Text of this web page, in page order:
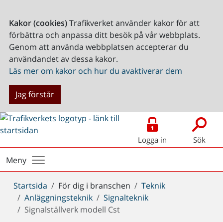
Kakor (cookies)Trafikverket använder kakor för att
förbättra och anpassa ditt besök på vår webbplats.
Genom att använda webbplatsen accepterar du
användandet av dessa kakor.
Läs mer om kakor och hur du avaktiverar dem
Jag förstår
Logga in Sök
Meny
Du
är
här:
Startsida För dig i branschen
Teknik
Anläggningsteknik
Signalteknik
Signalställverk modell Cst